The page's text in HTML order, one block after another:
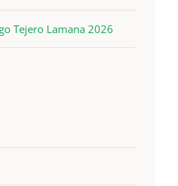
Tejero Lamana 2026